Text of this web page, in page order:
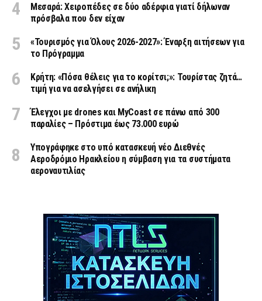
Μεσαρά: Χειροπέδες σε δύο αδέρφια γιατί δήλωναν
πρόσβαλα που δεν είχαν
«Τουρισμός για Όλους 2026-2027»: Έναρξη αιτήσεων για
το Πρόγραμμα
Κρήτη: «Πόσα θέλεις για το κορίτσι;»: Τουρίστας ζητά…
τιμή για να ασελγήσει σε ανήλικη
Έλεγχοι με drones και MyCoast σε πάνω από 300
παραλίες – Πρόστιμα έως 73.000 ευρώ
Υπογράφηκε στο υπό κατασκευή νέο Διεθνές
Αεροδρόμιο Ηρακλείου η σύμβαση για τα συστήματα
αεροναυτιλίας